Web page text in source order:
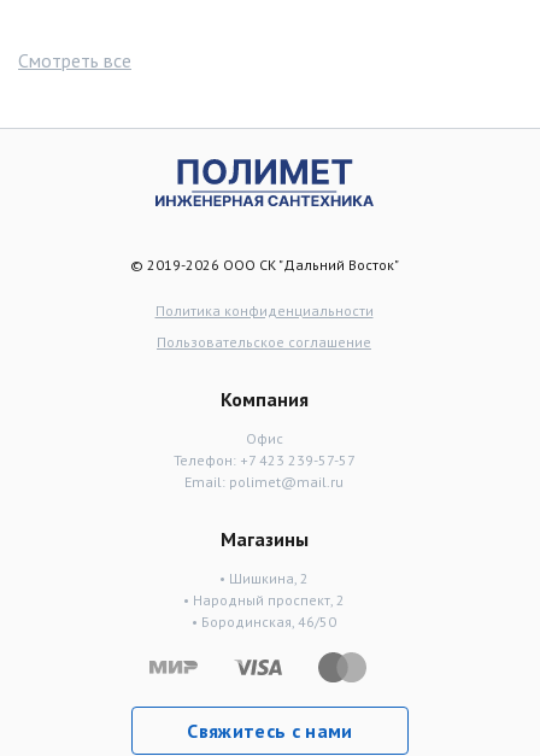
Смотреть все
© 2019-2026 ООО СК "Дальний Восток"
Политика конфиденциальности
Пользовательское соглашение
Компания
Офис
Телефон: +7 423 239-57-57
Email: polimet@mail.ru
Магазины
• Шишкина, 2
• Народный проспект, 2
• Бородинская, 46/50
Свяжитесь с нами